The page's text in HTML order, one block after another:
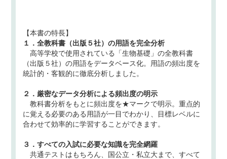
【本書の特長】
１．全教科書（出版５社）の用語を完全分析
高等学校で使用されている「生物基礎」の全教科書
（出版５社）の用語をデータベース化。用語の頻出度を
統計的・客観的に徹底分析しました。
２．厳密なデータ分析による頻出度の明示
教科書分析をもとに頻出度を★マークで明示。重点的
に覚える必要のある用語が一目でわかり、目標レベルに
合わせて効率的に学習することができます。
３．すべての入試に必要な知識を完全網羅
共通テストはもちろん、国公立・私立大まで、すべて